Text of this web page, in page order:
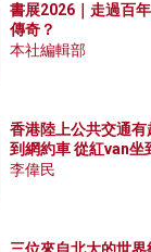
書展2026｜走過百
傳奇？
本社編輯部
香港陸上公共交通
到網約車 從紅van坐
李偉民